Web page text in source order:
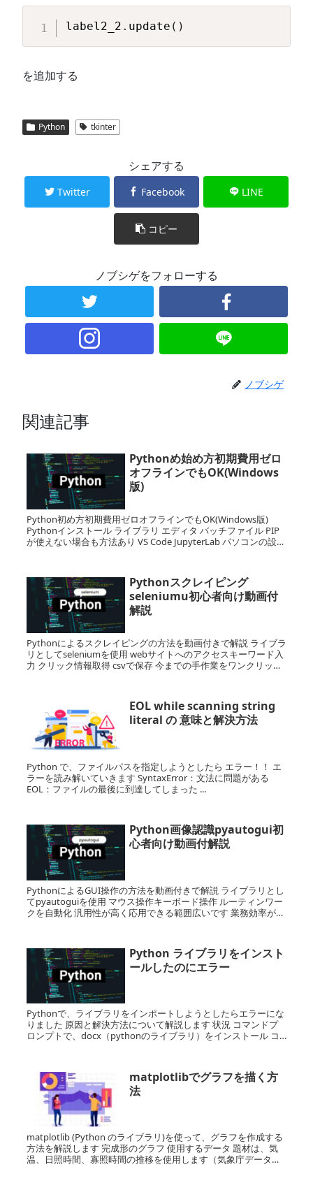
label2_2 . update ( )
を追加する
Python tkinter
シェアする
Twitter Facebook LINE
コピー
ノブシゲをフォローする
ノブシゲ
関連記事
Pythonめ始め方初期費用ゼロ
オフラインでもOK(Windows
版)
Python初め方初期費用ゼロオフラインでもOK(Windows版)
Pythonインストール ライブラリ エディタ バッチファイル PIP
が使えない場合も方法あり VS Code JupyterLab パソコンの設定
Pythonスクレイピング
seleniumu初心者向け動画付
解説
Pythonによるスクレイピングの方法を動画付きで解説 ライブラ
リとしてseleniumを使用 webサイトへのアクセスキーワード入
力 クリック情報取得 csvで保存 今までの手作業をワンクリック
EOL while scanning string
literal の 意味と解決方法
Python で、ファイルパスを指定しようとしたら エラー！！ エ
ラーを読み解いていきます SyntaxError：文法に問題がある
EOL：ファイルの最後に到達してしまった ...
Python画像認識pyautogui初
心者向け動画付解説
PythonによるGUI操作の方法を動画付きで解説 ライブラリとし
てpyautoguiを使用 マウス操作キーボード操作 ルーティンワー
クを自動化 汎用性が高く応用できる範囲広いです 業務効率がと
Python ライブラリをインスト
ールしたのにエラー
Pythonで、ライブラリをインポートしようとしたらエラーにな
りました 原因と解決方法について解説します 状況 コマンドプ
ロンプトで、docx（pythonのライブラリ）をインストール コ
matplotlibでグラフを描く方
法
matplotlib (Python のライブラリ)を使って、グラフを作成する
方法を解説します 完成形のグラフ 使用するデータ 題材は、気
温、日照時間、寡照時間の推移を使用します（気象庁データベ